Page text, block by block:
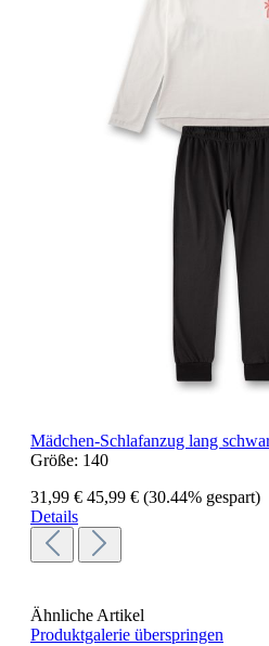
Mädchen-Schlafanzug lang
Größe: 140
31,99 € 45,99 € (30.44% gespart)
Details
Ähnliche Artikel
Produktgalerie überspringen